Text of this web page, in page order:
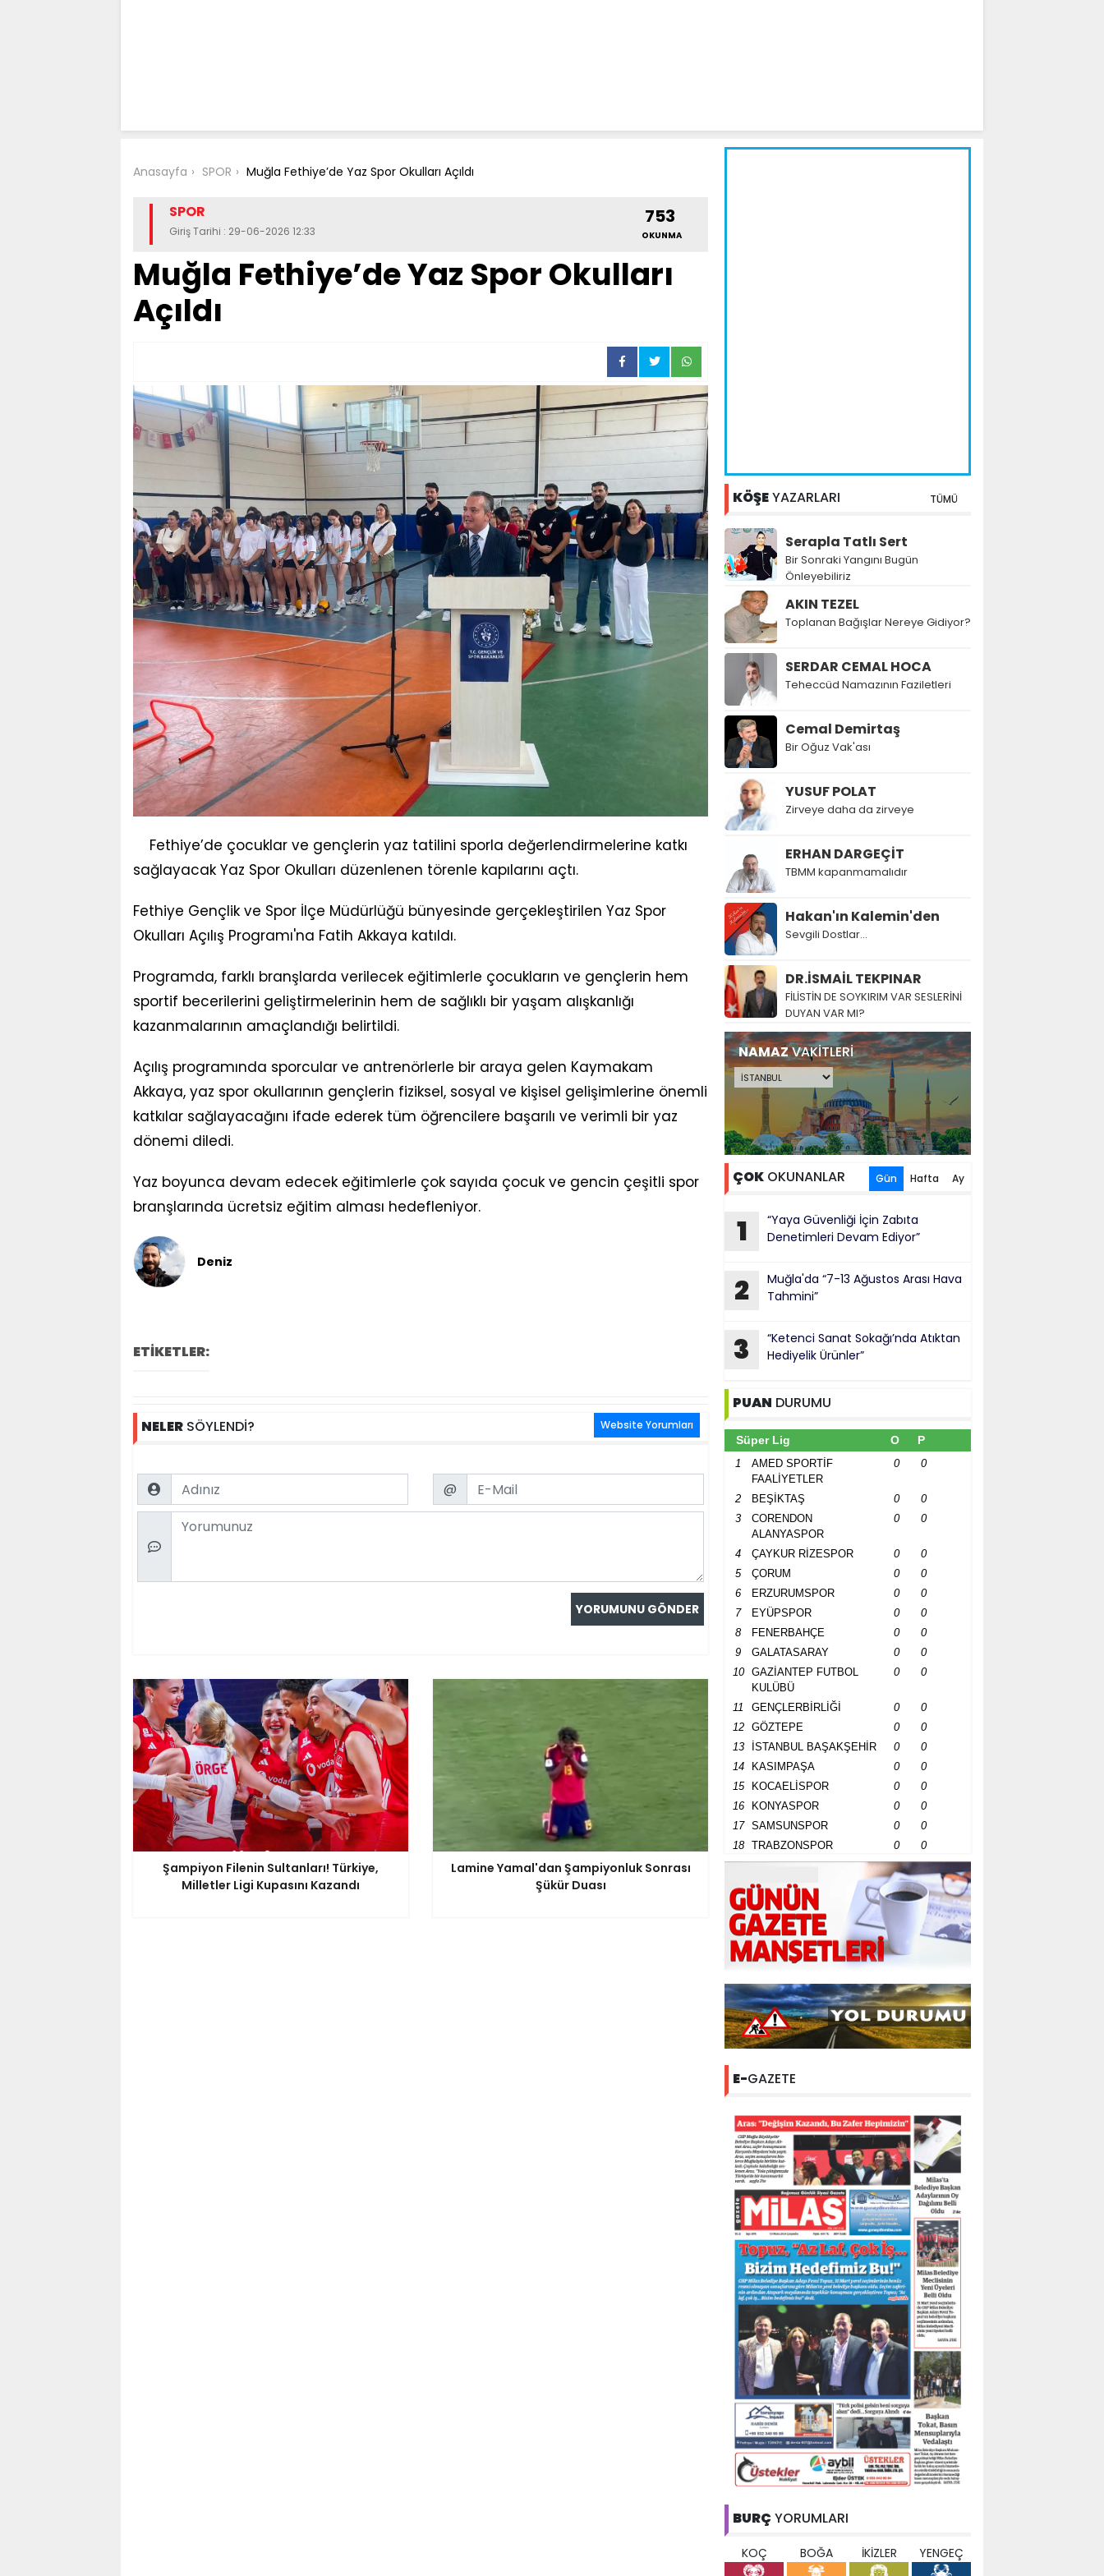
Anasayfa SPOR Muğla Fethiye’de Yaz Spor Okulları Açıldı
SPOR
Giriş Tarihi : 29-06-2026 12:33
753
OKUNMA
Muğla Fethiye’de Yaz Spor Okulları
Açıldı
Fethiye’de çocuklar ve gençlerin yaz tatilini sporla değerlendirmelerine katkı
sağlayacak Yaz Spor Okulları düzenlenen törenle kapılarını açtı.
Fethiye Gençlik ve Spor İlçe Müdürlüğü bünyesinde gerçekleştirilen Yaz Spor
Okulları Açılış Programı'na Fatih Akkaya katıldı.
Programda, farklı branşlarda verilecek eğitimlerle çocukların ve gençlerin hem
sportif becerilerini geliştirmelerinin hem de sağlıklı bir yaşam alışkanlığı
kazanmalarının amaçlandığı belirtildi.
Açılış programında sporcular ve antrenörlerle bir araya gelen Kaymakam
Akkaya, yaz spor okullarının gençlerin fiziksel, sosyal ve kişisel gelişimlerine önemli
katkılar sağlayacağını ifade ederek tüm öğrencilere başarılı ve verimli bir yaz
dönemi diledi.
Yaz boyunca devam edecek eğitimlerle çok sayıda çocuk ve gencin çeşitli spor
branşlarında ücretsiz eğitim alması hedefleniyor.
Deniz
ETİKETLER:
NELER SÖYLENDİ? Website Yorumları
Name Email
@
Comment
Şampiyon Filenin Sultanları! Türkiye,
Milletler Ligi Kupasını Kazandı
Lamine Yamal'dan Şampiyonluk Sonrası
Şükür Duası
KÖŞEYAZARLARI TÜMÜ
Serapla Tatlı Sert
Bir Sonraki Yangını Bugün
Önleyebiliriz
AKIN TEZEL
Toplanan Bağışlar Nereye Gidiyor?
SERDAR CEMAL HOCA
Teheccüd Namazının Faziletleri
Cemal Demirtaş
Bir Oğuz Vak'ası
YUSUF POLAT
Zirveye daha da zirveye
ERHAN DARGEÇİT
TBMM kapanmamalıdır
Hakan'ın Kalemin'den
Sevgili Dostlar...
DR.İSMAİL TEKPINAR
FİLİSTİN DE SOYKIRIM VAR SESLERİNİ
DUYAN VAR MI?
NAMAZVAKİTLERİ
ÇOK OKUNANLAR Gün Hafta Ay
1
“Yaya Güvenliği İçin Zabıta
Denetimleri Devam Ediyor”
2
Muğla'da “7-13 Ağustos Arası Hava
Tahmini”
3
“Ketenci Sanat Sokağı’nda Atıktan
Hediyelik Ürünler”
PUAN DURUMU
Süper Lig O P
1
AMED SPORTİF
FAALİYETLER
0 0
2 BEŞİKTAŞ 0
0
3
CORENDON
ALANYASPOR
0 0
4 ÇAYKUR RİZESPOR 0
0
5
ÇORUM 0
0
6
ERZURUMSPOR 0
0
7
EYÜPSPOR 0
0
8
FENERBAHÇE 0
0
9
GALATASARAY 0
0
10
GAZİANTEP FUTBOL
KULÜBÜ
0 0
11 GENÇLERBİRLİĞİ 0
0
12
GÖZTEPE 0
0
13
İSTANBUL BAŞAKŞEHİR 0
0
14
KASIMPAŞA 0
0
15
KOCAELİSPOR 0
0
16
KONYASPOR 0
0
17
SAMSUNSPOR 0
0
18
TRABZONSPOR 0 0
E-GAZETE
BURÇ YORUMLARI
KOÇ BOĞA İKİZLER YENGEÇ